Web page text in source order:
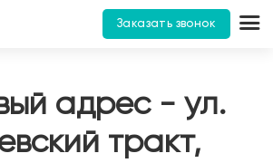
Заказать звонок
адрес - ул.
тракт,